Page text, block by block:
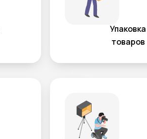
Упаковка
товаров